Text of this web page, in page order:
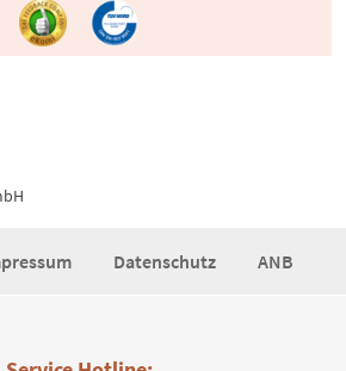
Datenschutz ANB